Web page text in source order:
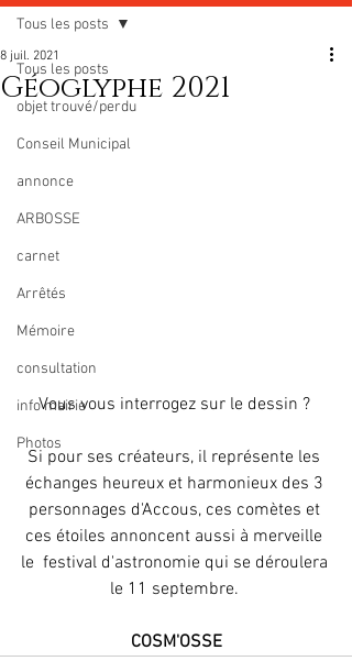
Tous les posts
objet trouvé/perdu
Conseil Municipal
annonce
ARBOSSE
carnet
Arrêtés
Mémoire
consultation
info mairie
Photos
Tous les posts
Géoglyphe 2021
8 juil. 2021
Vous vous interrogez sur le dessin ?
Si pour ses créateurs, il représente les
échanges heureux et harmonieux des 3
personnages d'Accous, ces comètes et
ces étoiles annoncent aussi à merveille
le  festival d'astronomie qui se déroulera
le 11 septembre.
COSM'OSSE